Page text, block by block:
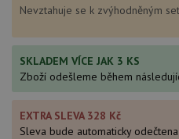
Nevztahuje se k zvýhodněným
SKLADEM VÍCE JAK 3 KS
Zboží odešleme během
EXTRA SLEVA 328 Kč
Sleva bude automaticky